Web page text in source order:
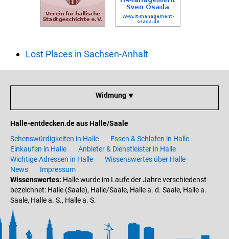
Lost Places in Sachsen-Anhalt
Widmung ⯆
Halle-entdecken.de aus Halle/Saale
Sehenswürdigkeiten in Halle
Essen & Schlafen in Halle
Einkaufen in Halle
Anbieter & Dienstleister in Halle
Wichtige Adressen in Halle
Wissenswertes über Halle
News
Impressum
Wissenswertes: Halle wurde im Laufe der Jahre verschiedenst
bezeichnet: Halle (Saale), Halle/Saale, Halle a. d. Saale, Halle a.
Saale, Halle a. S., Halle a. S.